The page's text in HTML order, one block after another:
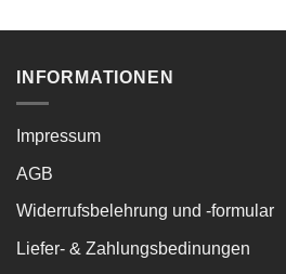
INFORMATIONEN
Impressum
AGB
Widerrufsbelehrung und -formular
Liefer- & Zahlungsbedinungen